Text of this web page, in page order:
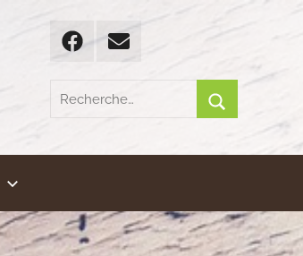
FacebookEmail
Recherche
pour
Rechercher